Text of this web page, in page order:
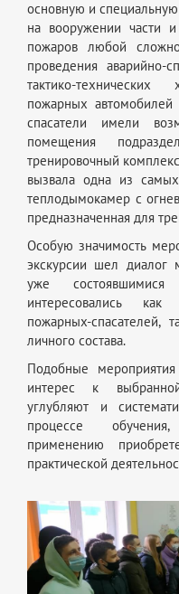
основную и
на вооружении части
пожаров любой
проведения аварийно-
тактико-технических
пожарных автомобилей
спасатели имели
помещения
тренировочный
вызвала одна из
теплодымокамер с
предназначенная для
Особую значимость
экскурсии шел диалог
уже состоявшимися
интересовались как
пожарных-спасателей,
личного состава.
Подобные
интерес к
углубляют и
процессе
применению
практической